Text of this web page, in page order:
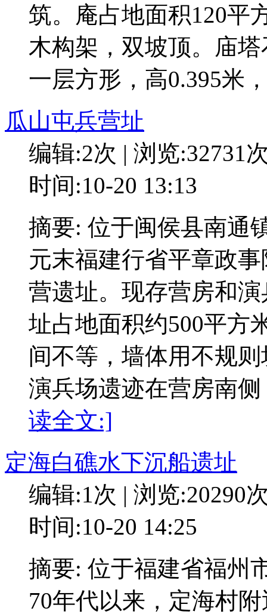
筑。庵占地面积120平
木构架，双坡顶。庙
一层方形，高0.395米
瓜山屯兵营址
编辑:2次 | 浏览:32731
时间:10-20 13:13
摘要: 位于闽侯县南通
元末福建行省平章政
营遗址。现存营房和
址占地面积约500平方
间不等，墙体用不规
演兵场遗迹在营房南
读全文:]
定海白礁水下沉船遗址
编辑:1次 | 浏览:20290
时间:10-20 14:25
摘要: 位于福建省福州
70年代以来，定海村